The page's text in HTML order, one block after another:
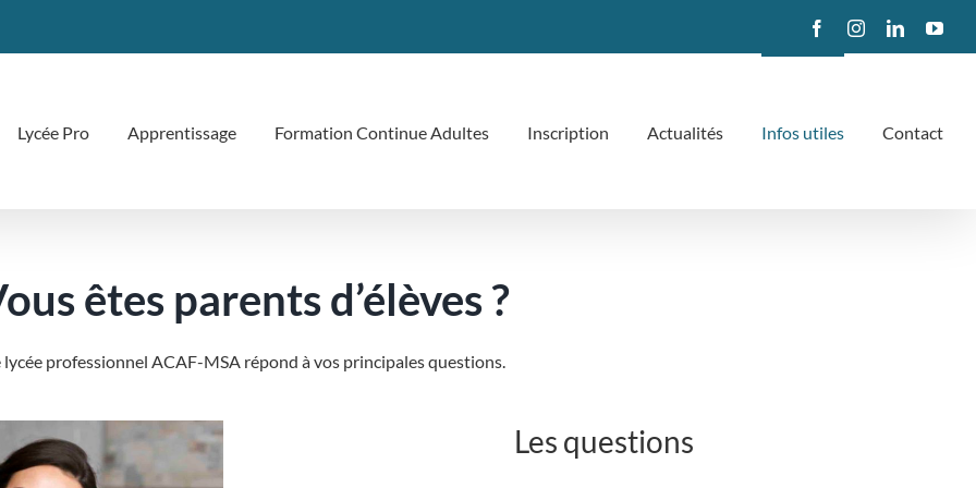
FacebookInstagramLinkedIn
Lycée Pro Apprentissage Formation Continue Adultes Inscription Actualités Infos utiles Contact
êtes parents d’élèves ?
lycée professionnel ACAF-MSA répond à vos principales questions.
Les questions